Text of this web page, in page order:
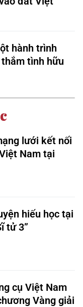
hành trình
tình hữu
lưới kết nối
Nam tại
hiếu học tại
tử 3”
cụ Việt Nam
Vàng giải